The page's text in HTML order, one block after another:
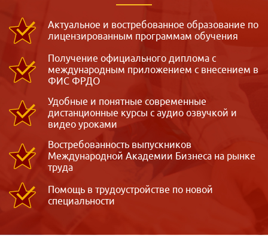
Актуальное и востребованное образование по
лицензированным программам обучения
Получение официального диплома с
международным приложением с внесением в
ФИС ФРДО
Удобные и понятные современные
дистанционные курсы с аудио озвучкой и
видео уроками
Востребованность выпускников
Международной Академии Бизнеса на рынке
труда
Помощь в трудоустройстве по новой
специальности